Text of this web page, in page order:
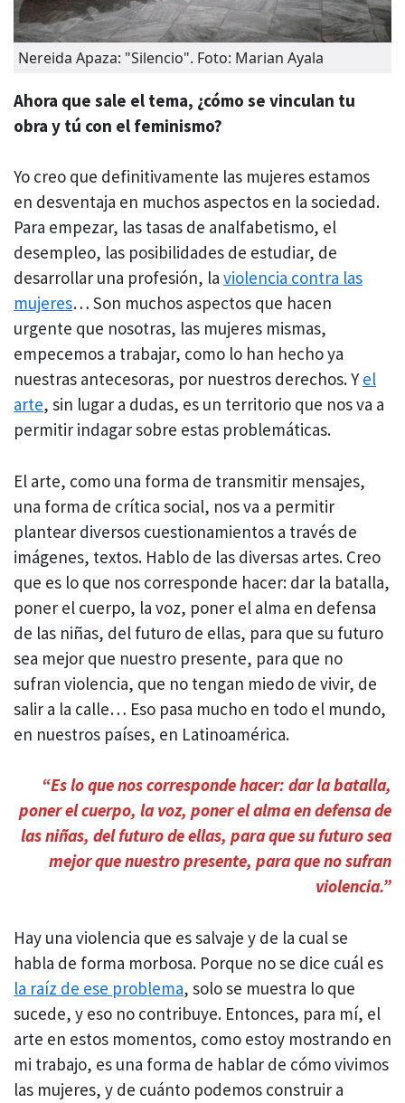
Nereida Apaza: "Silencio". Foto: Marian Ayala
Ahora que sale el tema, ¿cómo se vinculan tu
obra y tú con el feminismo?
Yo creo que definitivamente las mujeres estamos
en desventaja en muchos aspectos en la sociedad.
Para empezar, las tasas de analfabetismo, el
desempleo, las posibilidades de estudiar, de
desarrollar una profesión, la violencia contra las
mujeres… Son muchos aspectos que hacen
urgente que nosotras, las mujeres mismas,
empecemos a trabajar, como lo han hecho ya
nuestras antecesoras, por nuestros derechos. Yel
arte, sin lugar a dudas, es un territorio que nos va a
permitir indagar sobre estas problemáticas.
El arte, como una forma de transmitir mensajes,
una forma de crítica social, nos va a permitir
plantear diversos cuestionamientos a través de
imágenes, textos. Hablo de las diversas artes. Creo
que es lo que nos corresponde hacer: dar la batalla,
poner el cuerpo, la voz, poner el alma en defensa
de las niñas, del futuro de ellas, para que su futuro
sea mejor que nuestro presente, para que no
sufran violencia, que no tengan miedo de vivir, de
salir a la calle… Eso pasa mucho en todo el mundo,
en nuestros países, en Latinoamérica.
“Es lo que nos corresponde hacer: dar la batalla,
poner el cuerpo, la voz, poner el alma en defensa de
las niñas, del futuro de ellas, para que su futuro sea
mejor que nuestro presente, para que no sufran
violencia.”
Hay una violencia que es salvaje y de la cual se
habla de forma morbosa. Porque no se dice cuál es
la raíz de ese problema, solo se muestra lo que
sucede, y eso no contribuye. Entonces, para mí, el
arte en estos momentos, como estoy mostrando en
mi trabajo, es una forma de hablar de cómo vivimos
las mujeres, y de cuánto podemos construir a